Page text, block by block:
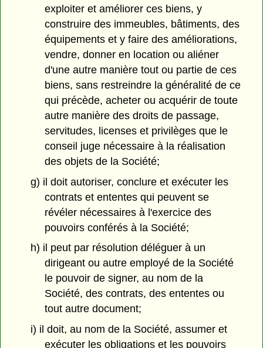
exploiter et améliorer ces biens, y
construire des immeubles, bâtiments, des
équipements et y faire des améliorations,
vendre, donner en location ou aliéner
d'une autre manière tout ou partie de ces
biens, sans restreindre la généralité de ce
qui précède, acheter ou acquérir de toute
autre manière des droits de passage,
servitudes, licenses et privilèges que le
conseil juge nécessaire à la réalisation
des objets de la Société;
g) il doit autoriser, conclure et exécuter les
contrats et ententes qui peuvent se
révéler nécessaires à l'exercice des
pouvoirs conférés à la Société;
h) il peut par résolution déléguer à un
dirigeant ou autre employé de la Société
le pouvoir de signer, au nom de la
Société, des contrats, des ententes ou
tout autre document;
i) il doit, au nom de la Société, assumer et
exécuter les obligations et les pouvoirs